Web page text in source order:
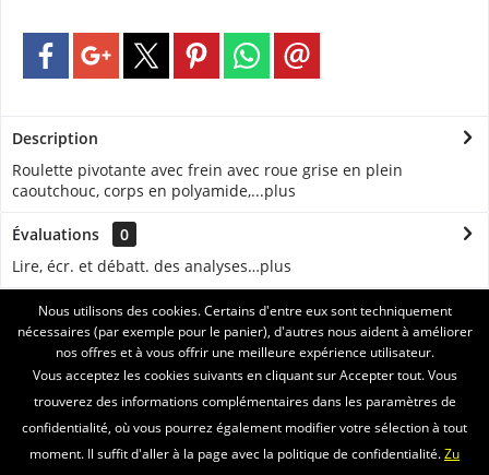
Description
Roulette pivotante avec frein avec roue grise en plein
caoutchouc, corps en polyamide,...plus
Évaluations
0
Lire, écr. et débatt. des analyses…plus
ASSISTANCE
SERVICE
INFORMATIONS
Nous utilisons des cookies. Certains d'entre eux sont techniquement
nécessaires (par exemple pour le panier), d'autres nous aident à améliorer
nos offres et à vous offrir une meilleure expérience utilisateur.
Vous acceptez les cookies suivants en cliquant sur Accepter tout. Vous
trouverez des informations complémentaires dans les paramètres de
confidentialité, où vous pourrez également modifier votre sélection à tout
moment. Il suffit d'aller à la page avec la politique de confidentialité.Zu